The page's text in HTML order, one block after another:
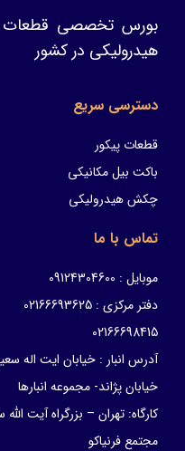
بورس تخصصی قطعات
هیدرولیکی در کشور
دسترسی سریع
قطعات پیکور
باکت بیل مکانیکی
چکش هیدرولیکی
تماس با ما
موبایل : 09124304600
دفتر مرکزی : 02166693625
02166698415
آدرس انبار : خیابان ایت اله
خیابان پژاند- مجموعه انبارها
کارگاه: تهران – بزرگراه آیت
مجتمع فرنیاکو